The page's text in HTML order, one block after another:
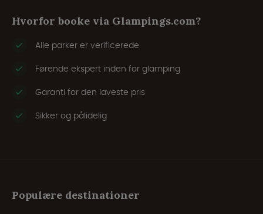
Hvorfor booke via Glampings.com?
Alle parker er verificerede
Førende ekspert inden for glamping
Garanti for den laveste pris
Sikker og pålidelig
Populære destinationer